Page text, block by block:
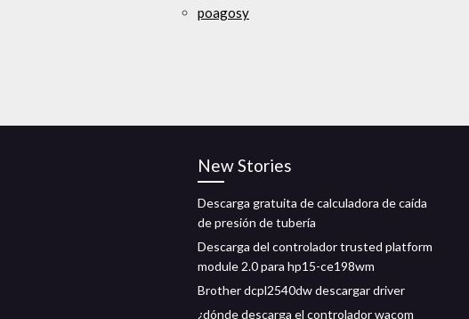
poagosy
New Stories
Descarga gratuita de calculadora de caída
de presión de tubería
Descarga del controlador trusted platform
module 2.0 para hp15-ce198wm
Brother dcpl2540dw descargar driver
¿dónde descarga el controlador wacom_